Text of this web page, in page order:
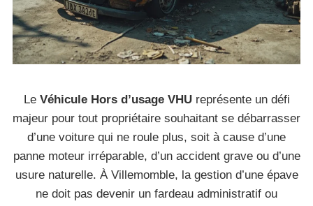
Le Véhicule Hors d’usage VHUreprésente un défi
majeur pour tout propriétaire souhaitant se débarrasser
d’une voiture qui ne roule plus, soit à cause d’une
panne moteur irréparable, d’un accident grave ou d’une
usure naturelle. À Villemomble, la gestion d’une épave
ne doit pas devenir un fardeau administratif ou